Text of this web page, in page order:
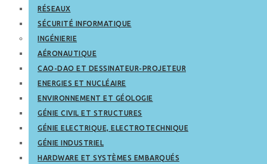
RÉSEAUX
SÉCURITÉ INFORMATIQUE
INGÉNIERIE
AÉRONAUTIQUE
CAO-DAO ET DESSINATEUR-PROJETEUR
ENERGIES ET NUCLÉAIRE
ENVIRONNEMENT ET GÉOLOGIE
GÉNIE CIVIL ET STRUCTURES
GÉNIE ELECTRIQUE, ELECTROTECHNIQUE
GÉNIE INDUSTRIEL
HARDWARE ET SYSTÈMES EMBARQUÉS